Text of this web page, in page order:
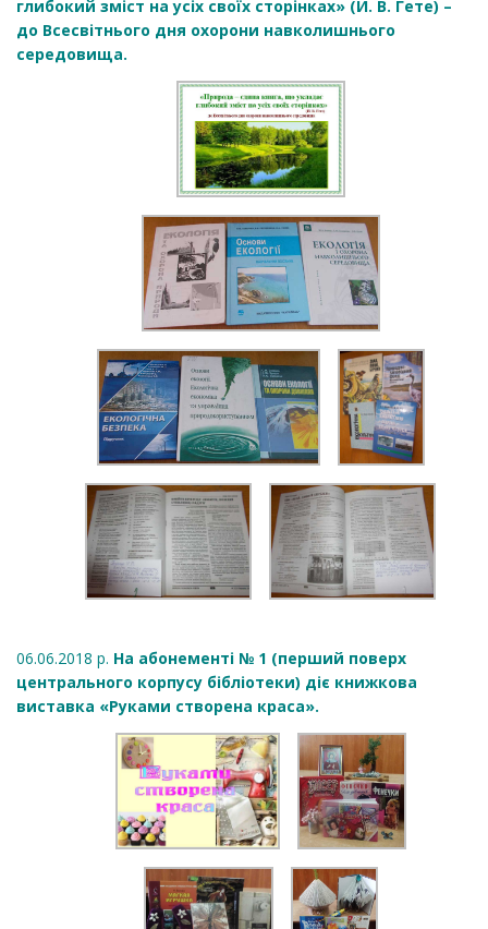
глибокий зміст на усіх своїх сторінках» (Й. В. Гете) –
до Всесвітнього дня охорони навколишнього
середовища.
06.06.2018 р. На абонементі № 1 (перший поверх
центрального корпусу бібліотеки) діє книжкова
виставка «Руками створена краса».